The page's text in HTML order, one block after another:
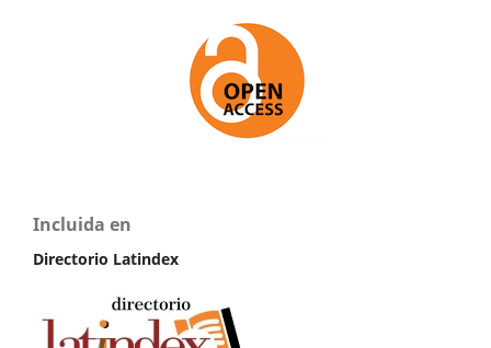
Incluida en
Directorio Latindex